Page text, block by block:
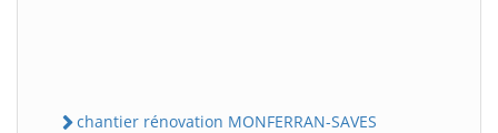
chantier rénovation MONFERRAN-SAVES